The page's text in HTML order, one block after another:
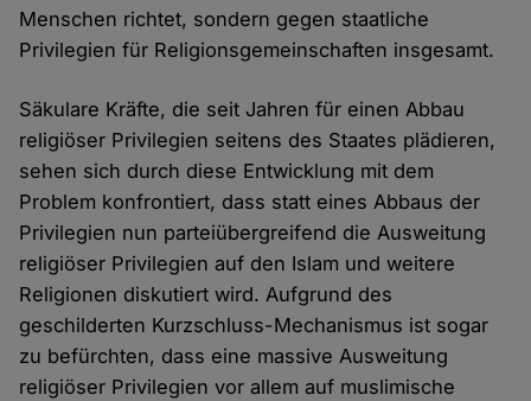
Menschen richtet, sondern gegen staatliche
Privilegien für Religionsgemeinschaften insgesamt.
Säkulare Kräfte, die seit Jahren für einen Abbau
religiöser Privilegien seitens des Staates plädieren,
sehen sich durch diese Entwicklung mit dem
Problem konfrontiert, dass statt eines Abbaus der
Privilegien nun parteiübergreifend die Ausweitung
religiöser Privilegien auf den Islam und weitere
Religionen diskutiert wird. Aufgrund des
geschilderten Kurzschluss-Mechanismus ist sogar
zu befürchten, dass eine massive Ausweitung
religiöser Privilegien vor allem auf muslimische